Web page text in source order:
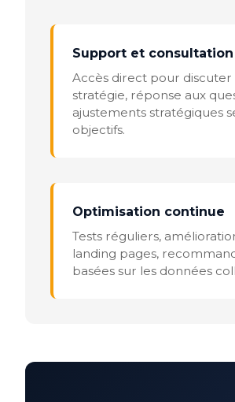
Support et consultation
Accès direct pour discuter
stratégie, réponse aux
ajustements stratégiques
objectifs.
Optimisation continue
Tests réguliers,
landing pages,
basées sur les données